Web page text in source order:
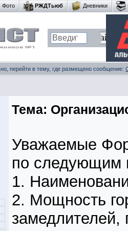
Фото РЖДТьюб Дневники
перейти в тему, где размещено сообщение:
Тема:
Уважаемые
по следующим
1.
2. Мощность
замедлителей,